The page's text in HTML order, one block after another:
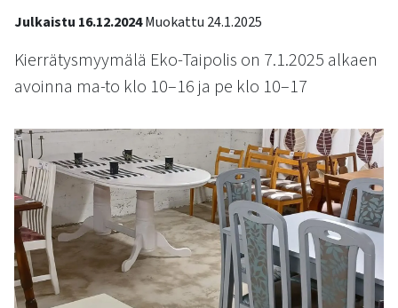
voivat
kosketus-
ja
Julkaistu 16.12.2024Muokattu 24.1.2025
Kierrätysmyymälä Eko-Taipolis on 7.1.2025 alkaen
avoinna ma-to klo 10–16 ja pe klo 10–17